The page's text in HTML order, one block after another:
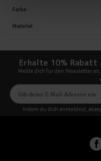
Farbe
Material
Erhalte 10% Rabatt
Melde dich für den Newsletter
Indem du dich anmeldest,